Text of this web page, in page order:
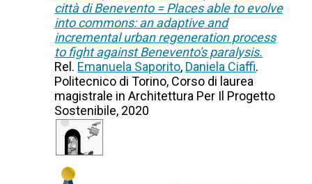
città di Benevento = Places able to evolve
into commons: an adaptive and
incremental urban regeneration process
to fight against Benevento's paralysis.
Rel. Emanuela Saporito, Daniela Ciaffi.
Politecnico di Torino, Corso di laurea
magistrale in Architettura Per Il Progetto
Sostenibile, 2020